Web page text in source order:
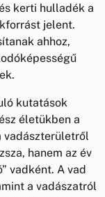
kerti hulladék a
jelent.
ahhoz,
kutatások
életükben a
vadászterületről
hanem az év
vadként. A vad
a vadászatról